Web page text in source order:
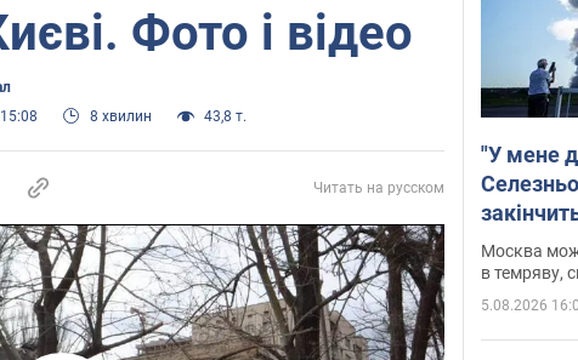
Фото і відео
8 хвилин 43,8 т.
Читать на русском
"У мене
Москва
в темряву,
5.08.2026